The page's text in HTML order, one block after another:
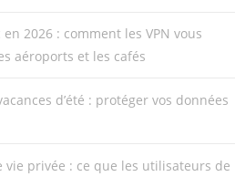
2026 : comment les VPN vous
aéroports et les cafés
d’été : protéger vos données
vie privée : ce que les utilisateurs de